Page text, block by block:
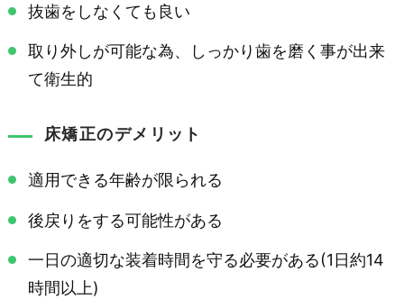
抜歯をしなくても良い
取り外しが可能な為、しっかり歯を磨く事が出来
て衛生的
床矯正のデメリット
適用できる年齢が限られる
後戻りをする可能性がある
一日の適切な装着時間を守る必要がある(1日約14
時間以上)